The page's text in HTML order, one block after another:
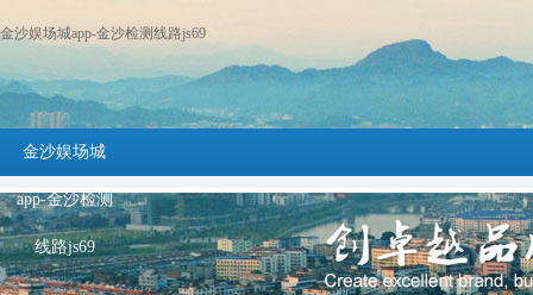
金沙娱场城app-金沙检测线路js69
金沙娱场城
app-金沙检测
线路js69